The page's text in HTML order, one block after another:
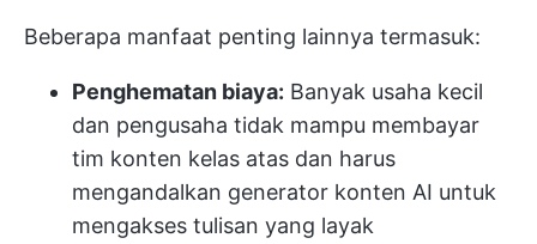
Beberapa manfaat penting lainnya termasuk:
Penghematan biaya: Banyak usaha kecil
dan pengusaha tidak mampu membayar
tim konten kelas atas dan harus
mengandalkan generator konten AI untuk
mengakses tulisan yang layak